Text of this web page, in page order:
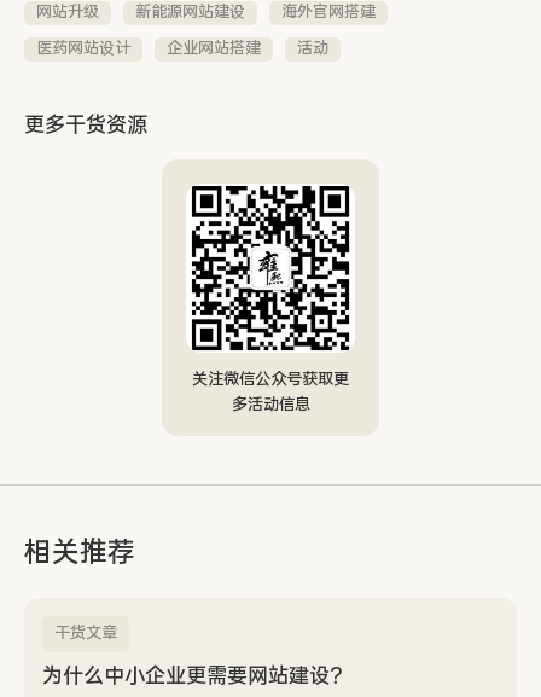
网站升级 新能源网站建设
海外官网搭建
医药网站设计
企业网站搭建 活动
更多干货资源
关注微信公众号获取更
多活动信息
相关推荐
干货文章
为什么中小企业更需要网站建设？